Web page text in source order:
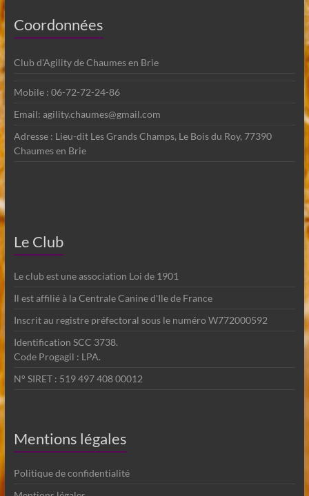
Coordonnées
Club d'Agility de Chaumes en Brie
Mobile : 06-72-72-24-86
Email: agility.chaumes@gmail.com
Adresse : Lieu-dit Les Grands Champs, Le Bois du Roy, 77390
Chaumes en Brie
Le Club
Le club est une association Loi de 1901
Il est affilié à la Centrale Canine d'Ile de France
Inscrit au registre préfectoral sous le numéro W772000592
Identification SCC 3738.
Code Progagil : LPA.
N° SIRET : 519 497 408 00012
Mentions légales
Politique de confidentialité